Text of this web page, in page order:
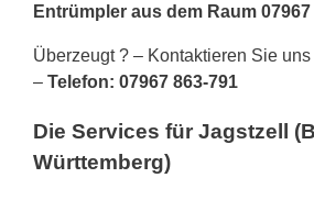
Entrümpler aus dem Raum
Überzeugt ? – Kontaktieren Sie uns
– Telefon: 07967 863-791
Die Services für Jagstzell
Württemberg)